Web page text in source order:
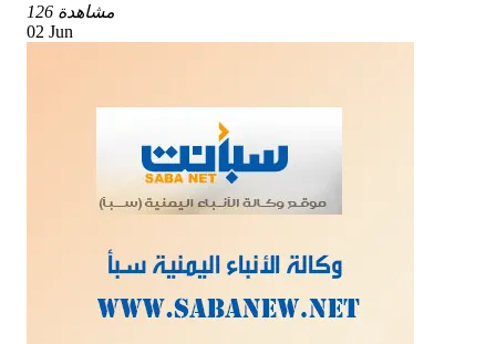
126 مشاهدة
02 Jun